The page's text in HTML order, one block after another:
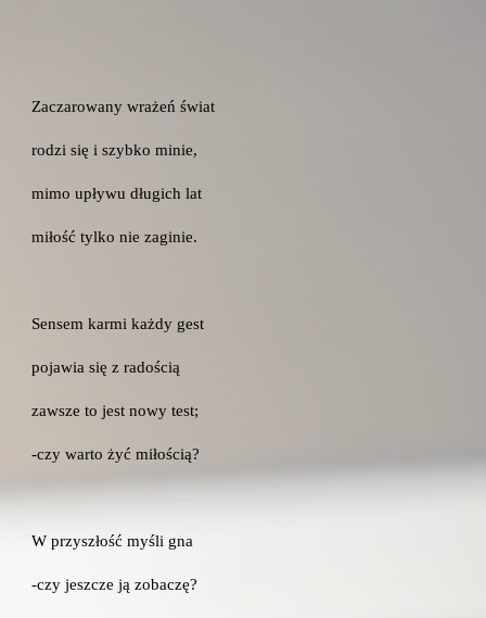
Zaczarowany wrażeń świat
rodzi się i szybko minie,
mimo upływu długich lat
miłość tylko nie zaginie.
Sensem karmi każdy gest
pojawia się z radością
zawsze to jest nowy test;
-czy warto żyć miłością?
W przyszłość myśli gna
-czy jeszcze ją zobaczę?